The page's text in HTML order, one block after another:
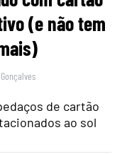
(e não tem
de cartão
ao sol